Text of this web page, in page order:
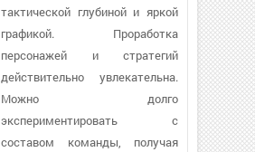
тактической глубиной и яркой
графикой. Проработка
персонажей и стратегий
действительно увлекательна.
Можно долго
экспериментировать с
составом команды, получая